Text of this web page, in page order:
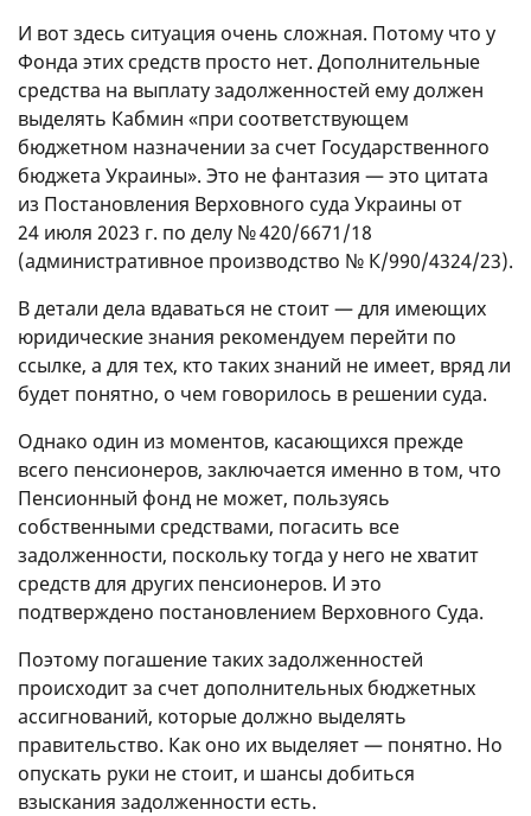
И вот здесь ситуация очень сложная. Потому что у
Фонда этих средств просто нет. Дополнительные
средства на выплату задолженностей ему должен
выделять Кабмин «при соответствующем
бюджетном назначении за счет Государственного
бюджета Украины». Это не фантазия — это цитата
из Постановления Верховного суда Украины от
24 июля 2023 г. по делу № 420/6671/18
(административное производство № К/990/4324/23).
В детали дела вдаваться не стоит — для имеющих
юридические знания рекомендуем перейти по
ссылке, а для тех, кто таких знаний не имеет, вряд ли
будет понятно, о чем говорилось в решении суда.
Однако один из моментов, касающихся прежде
всего пенсионеров, заключается именно в том, что
Пенсионный фонд не может, пользуясь
собственными средствами, погасить все
задолженности, поскольку тогда у него не хватит
средств для других пенсионеров. И это
подтверждено постановлением Верховного Суда.
Поэтому погашение таких задолженностей
происходит за счет дополнительных бюджетных
ассигнований, которые должно выделять
правительство. Как оно их выделяет — понятно. Но
опускать руки не стоит, и шансы добиться
взыскания задолженности есть.